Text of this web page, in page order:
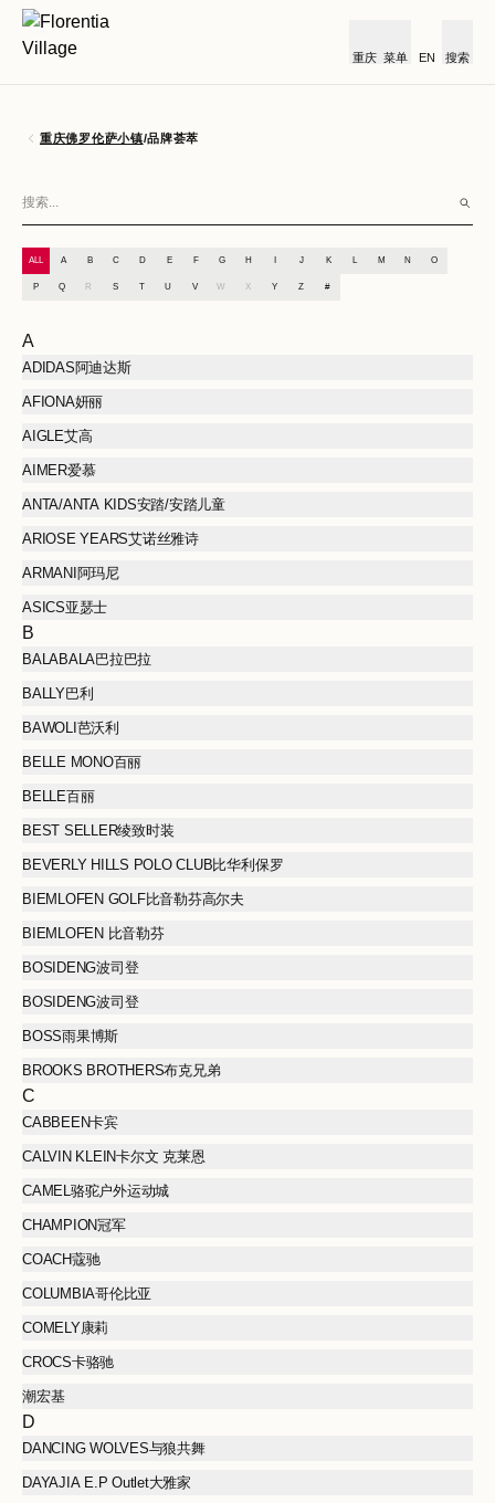
重庆 菜单 EN 搜索
重庆佛罗伦萨小镇/品牌荟萃
ALL A B C D E F G H J K L M N O
P Q R S T U V W X Y Z #
A
ADIDAS阿迪达斯
AFIONA妍丽
AIGLE艾高
AIMER爱慕
ANTA/ANTA KIDS安踏/安踏儿童
ARIOSE YEARS艾诺丝雅诗
ARMANI阿玛尼
ASICS亚瑟士
B
BALABALA巴拉巴拉
BALLY巴利
BAWOLI芭沃利
BELLE MONO百丽
BELLE百丽
BEST SELLER绫致时装
BEVERLY HILLS POLO CLUB比华利保罗
BIEMLOFEN GOLF比音勒芬高尔夫
BIEMLOFEN 比音勒芬
BOSIDENG波司登
BOSIDENG波司登
BOSS雨果博斯
BROOKS BROTHERS布克兄弟
C
CABBEEN卡宾
CALVIN KLEIN卡尔文 克莱恩
CAMEL骆驼户外运动城
CHAMPION冠军
COACH蔻驰
COLUMBIA哥伦比亚
COMELY康莉
CROCS卡骆驰
潮宏基
D
DANCING WOLVES与狼共舞
DAYAJIA E.P Outlet大雅家